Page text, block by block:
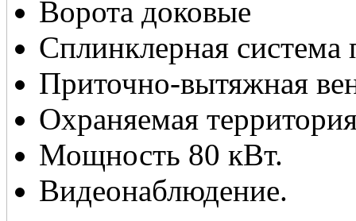
Ворота доковые
Сплинклерная
Приточно-вытяжная
Охраняемая
Мощность 80 кВт.
Видеонаблюдение.